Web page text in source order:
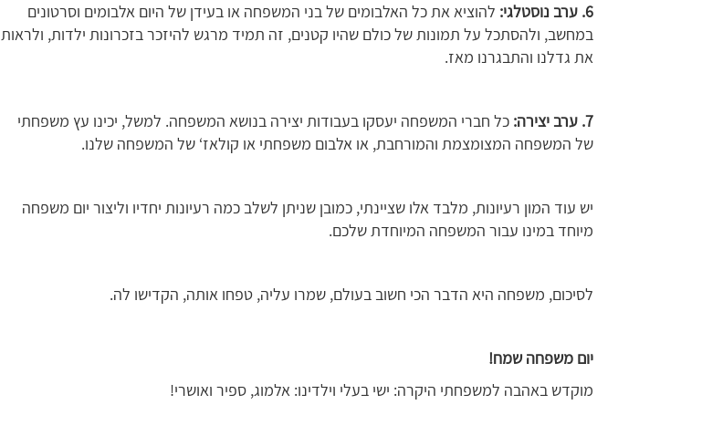
6. ערב נוסטלגי:
להוציא את כל האלבומים של בני המשפחה או בעידן של היום אלבומים וסרטונים
במחשב, ולהסתכל על תמונות של כולם שהיו קטנים, זה תמיד מרגש להיזכר בזכרונות ילדות, ולראות
את גדלנו והתבגרנו מאז.
7. ערב יצירה:
כל חברי המשפחה יעסקו בעבודות יצירה בנושא המשפחה. למשל, יכינו עץ משפחתי
של המשפחה המצומצמת והמורחבת, או אלבום משפחתי או קולאז‘ של המשפחה שלנו.
יש עוד המון רעיונות, מלבד אלו שציינתי, כמובן שניתן לשלב כמה רעיונות יחדיו וליצור יום משפחה
מיוחד במינו עבור המשפחה המיוחדת שלכם.
לסיכום, משפחה היא הדבר הכי חשוב בעולם, שמרו עליה, טפחו אותה, הקדישו לה.
יום משפחה שמח!
מוקדש באהבה למשפחתי היקרה: ישי בעלי וילדינו: אלמוג, ספיר ואושרי!